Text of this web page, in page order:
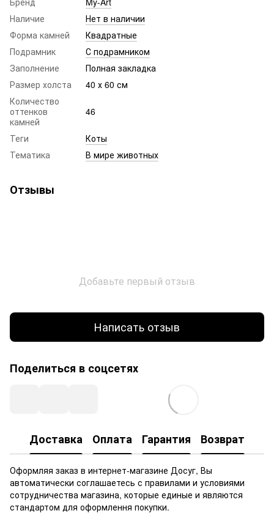
Наличие
Нет в наличии
Форма камней
Квадратные
Подрамник
С подрамником
Заполнение
Полная закладка
Размер холста
40 х 60 см
Количество
оттенков
камней
46
Теги
Коты
Тематика
В мире животных
Отзывы
Добавьте первый отзыв
Написать отзыв
Поделиться в соцсетях
Доставка Оплата Гарантия Возврат
Оформляя заказ в интернет-магазине Досуг, Вы
автоматически соглашаетесь с правилами и условиями
сотрудничества магазина, которые единые и являются
стандартом для оформлення покупки.